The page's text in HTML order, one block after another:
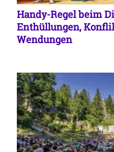
Handy-Regel beim
Enthüllungen,
Wendungen